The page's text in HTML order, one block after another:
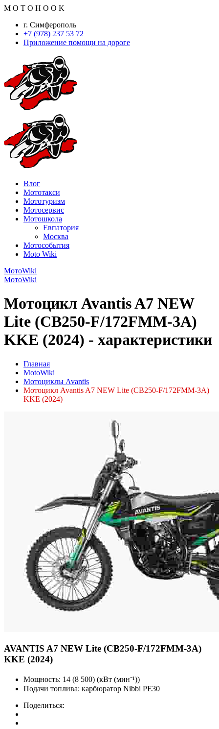
M O T O H O O K
г. Симферополь
+7 (978) 237 53 72
Приложение помощи на дороге
Влог
Мототакси
Мототуризм
Мотосервис
Мотошкола
Евпатория
Москва
Мотособытия
Moto Wiki
МотоWiki
МотоWiki
Мотоцикл Avantis A7 NEW
Lite (CB250-F/172FMM-3A)
KKE (2024) - характеристики
Главная
MotoWiki
Мотоциклы Avantis
Мотоцикл Avantis A7 NEW Lite (CB250-F/172FMM-3A)
KKE (2024)
AVANTIS A7 NEW Lite (CB250-F/172FMM-3A)
KKE (2024)
Мощность: 14 (8 500) (кВт (мин⁻¹))
Подачи топлива: карбюратор Nibbi PE30
Поделиться: